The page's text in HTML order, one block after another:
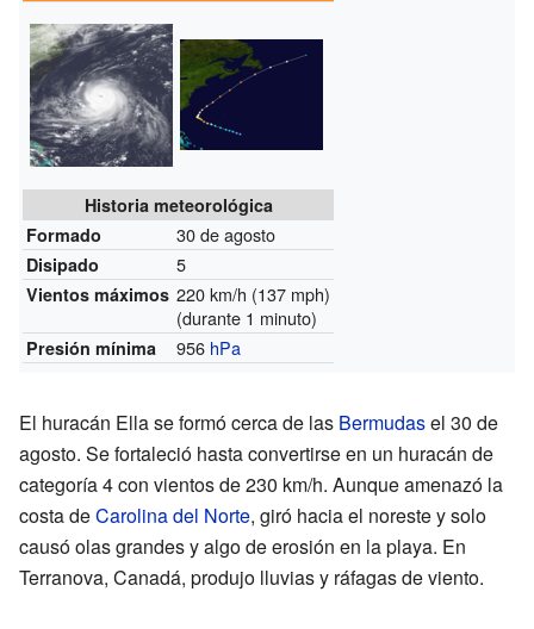
Historia meteorológica
Formado
30 de agosto
Disipado 5
Vientos máximos 220 km/h (137 mph)
(durante 1 minuto)
Presión mínima 956 hPa
El huracán Ella se formó cerca de las Bermudasel 30 de
agosto. Se fortaleció hasta convertirse en un huracán de
categoría 4 con vientos de 230 km/h. Aunque amenazó la
costa deCarolina del Norte, giró hacia el noreste y solo
causó olas grandes y algo de erosión en la playa. En
Terranova, Canadá, produjo lluvias y ráfagas de viento.